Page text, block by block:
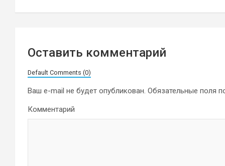
записям
Оставить комментарий
Default Comments (0)
Ваш e-mail не будет опубликован. Обязательные поля
Комментарий